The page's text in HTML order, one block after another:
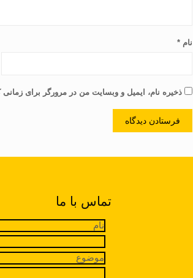
نام*
ذخیره نام، ایمیل و وبسایت من در مرورگر برای
تماس با ما